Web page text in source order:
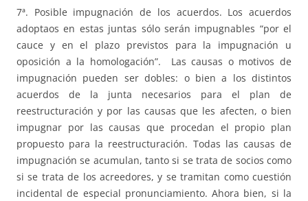
7ª. Posible impugnación de los acuerdos. Los acuerdos
adoptaos en estas juntas sólo serán impugnables “por el
cauce y en el plazo previstos para la impugnación u
oposición a la homologación”. Las causas o motivos de
impugnación pueden ser dobles: o bien a los distintos
acuerdos de la junta necesarios para el plan de
reestructuración y por las causas que les afecten, o bien
impugnar por las causas que procedan el propio plan
propuesto para la reestructuración. Todas las causas de
impugnación se acumulan, tanto si se trata de socios como
si se trata de los acreedores, y se tramitan como cuestión
incidental de especial pronunciamiento. Ahora bien, si la